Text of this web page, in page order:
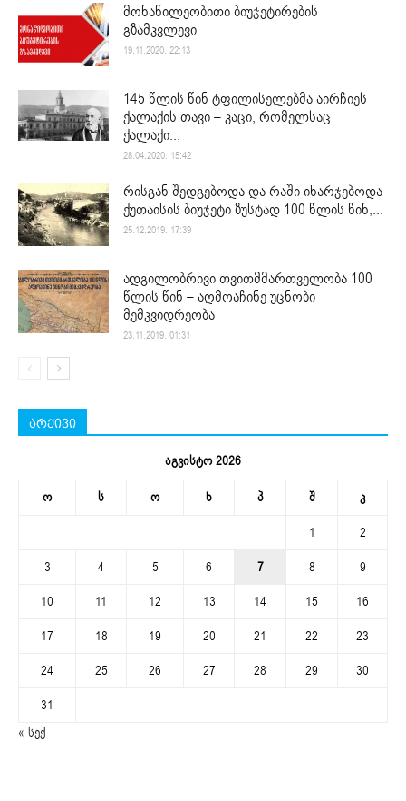
მონაწილეობითი ბიუჯეტირების
გზამკვლევი
19.11.2020. 22:13
145 წლის წინ ტფილისელებმა აირჩიეს
ქალაქის თავი – კაცი, რომელსაც
ქალაქი...
28.04.2020. 15:42
რისგან შედგებოდა და რაში იხარჯებოდა
ქუთაისის ბიუჯეტი ზუსტად 100 წლის წინ,...
25.12.2019. 17:39
ადგილობრივი თვითმმართველობა 100
წლის წინ – აღმოაჩინე უცნობი
მემკვიდრეობა
23.11.2019. 01:31
არქივი
აგვისტო 2026
ო ს ო ხ პ შ კ
1
2
3
4 5 6 7 8
9
10
11 12 13 14 15
16
17
18 19 20 21 22
23
24
25 26 27 28 29
30
31
« სექ